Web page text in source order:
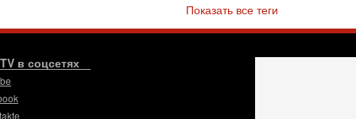
Показать все теги
в соцсетях